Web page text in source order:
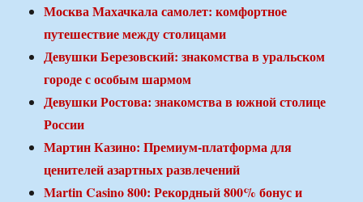
Москва Махачкала самолет: комфортное
путешествие между столицами
Девушки Березовский: знакомства в уральском
городе с особым шармом
Девушки Ростова: знакомства в южной столице
России
Мартин Казино: Премиум-платформа для
ценителей азартных развлечений
Martin Casino 800: Рекордный 800% бонус и